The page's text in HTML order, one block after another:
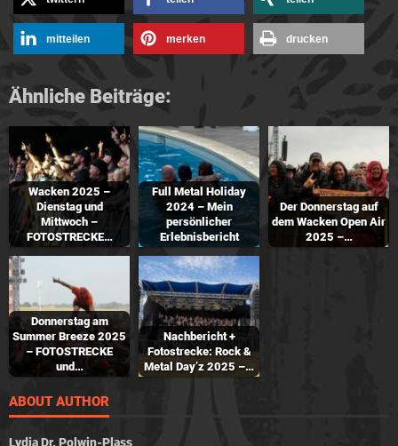
mitteilen merken drucken
Ähnliche Beiträge:
Wacken 2025 –
Dienstag und
Mittwoch –
FOTOSTRECKE…
Full Metal Holiday
2024 – Mein
persönlicher
Erlebnisbericht
Der Donnerstag auf
dem Wacken Open Air
2025 –…
Donnerstag am
Summer Breeze 2025
– FOTOSTRECKE
und…
Nachbericht +
Fotostrecke: Rock &
Metal Day’z 2025 –…
ABOUT AUTHOR
Lydia Dr. Polwin-Plass